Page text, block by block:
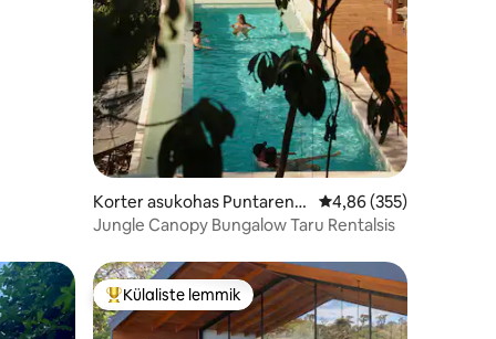
Korter asukohas Puntarena
s Province
Keskmine hinnang
4,86 (355)
Jungle Canopy Bungalow Taru Rentalsis
Külaliste suur lemmik
Külaliste lemmik